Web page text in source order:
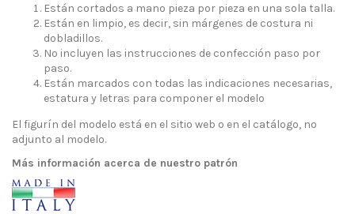
Están cortados a mano pieza por pieza en una sola talla.
Están en limpio, es decir, sin márgenes de costura ni
dobladillos.
No incluyen las instrucciones de confección paso por
paso.
Están marcados con todas las indicaciones necesarias,
estatura y letras para componer el modelo
El figurín del modelo está en el sitio web o en el catálogo, no
adjunto al modelo.
Más información acerca de nuestro patrón